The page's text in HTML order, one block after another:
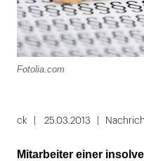
Fotolia.com
ck 25.03.2013
Mitarbeiter einer